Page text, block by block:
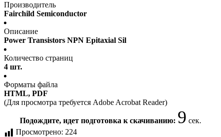
Производитель
Fairchild Semiconductor
Описание
Power Transistors NPN Epitaxial Sil
Количество страниц
4 шт.
Форматы файла
HTML, PDF
(Для просмотра требуется Adobe Acrobat Reader)
Подождите, идет подготовка к скачиванию: 9 сек.
Просмотрено: 224